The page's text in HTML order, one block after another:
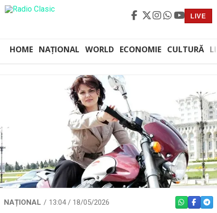
LIVE
HOME NAȚIONAL WORLD ECONOMIE CULTURĂ
NAȚIONAL 13:04 / 18/05/2026 WHATSAPP